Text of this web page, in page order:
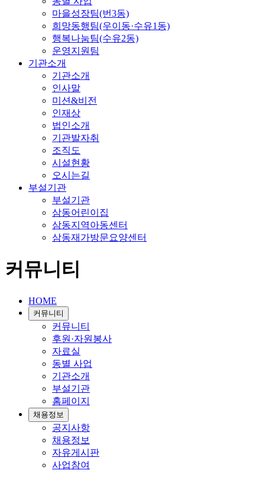
마을성장팀(번3동)
희망동행팀(우이동·수유1동)
행복나눔팀(수유2동)
운영지원팀
기관소개
기관소개
인사말
미션&비전
인재상
법인소개
기관발자취
조직도
시설현황
오시는길
부설기관
부설기관
삼동어린이집
삼동지역아동센터
삼동재가방문요양센터
커뮤니티
HOME
커뮤니티
커뮤니티
후원·자원봉사
자료실
동별 사업
기관소개
부설기관
홈페이지
채용정보
공지사항
채용정보
자유게시판
사업참여